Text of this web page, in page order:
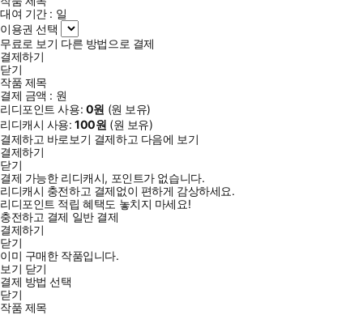
대여 기간 : 일
이용권 선택
무료로 보기 다른 방법으로 결제
결제하기
닫기
작품 제목
결제 금액 : 원
리디포인트 사용: 0원 (원 보유)
리디캐시 사용:100원 (원 보유)
결제하고 바로보기 결제하고 다음에 보기
결제하기
닫기
결제 가능한 리디캐시, 포인트가 없습니다.
리디캐시 충전하고 결제없이 편하게 감상하세요.
리디포인트 적립 혜택도 놓치지 마세요!
충전하고 결제 일반 결제
결제하기
닫기
이미 구매한 작품입니다.
보기 닫기
결제 방법 선택
닫기
작품 제목